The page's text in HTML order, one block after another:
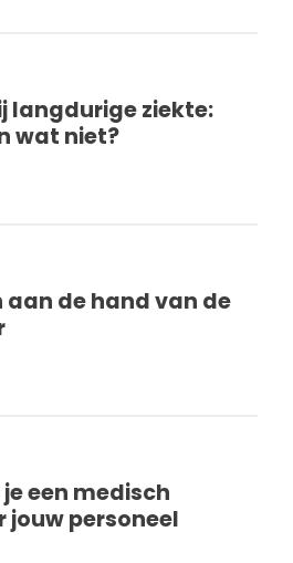
langdurige ziekte:
wat niet?
de hand van de
een medisch
jouw personeel